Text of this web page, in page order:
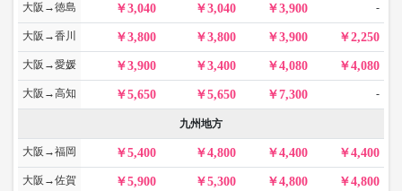
大阪→徳島 3,040 3,040 3,900 -
大阪→香川 3,800 3,800 3,900 2,250
大阪→愛媛 3,900 3,400 4,080 4,080
大阪→高知 5,650 5,650 7,300 -
九州地方
大阪→福岡 5,400 4,800 4,400 4,400
大阪→佐賀 5,900 5,300 4,800 4,800